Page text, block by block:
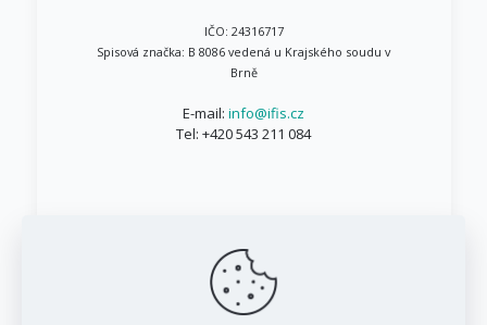
IČO: 24316717
Spisová značka: B 8086 vedená u Krajského soudu v
Brně
E-mail: info@ifis.cz
Tel: +420 543 211 084